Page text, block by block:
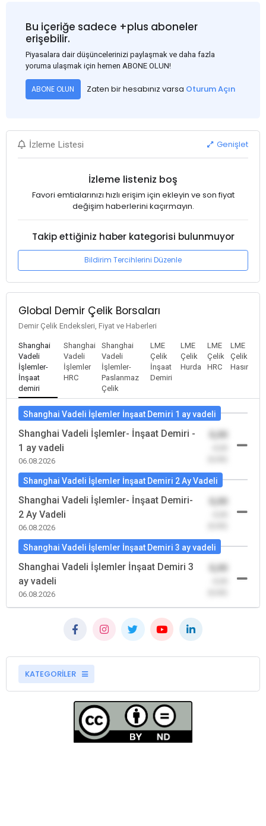
Bu içeriğe sadece +plus aboneler
erişebilir.
Piyasalara dair düşüncelerinizi paylaşmak ve daha fazla
yoruma ulaşmak için hemen ABONE OLUN!
ABONE OLUN Zaten bir hesabınız varsa Oturum Açın
İzleme Listesi Genişlet
İzleme listeniz boş
Favori emtialarınızı hızlı erişim için ekleyin ve son fiyat
değişim haberlerini kaçırmayın.
Takip ettiğiniz haber kategorisi bulunmuyor
Bildirim Tercihlerini Düzenle
Global Demir Çelik Borsaları
Demir Çelik Endeksleri, Fiyat ve Haberleri
Shanghai
Vadeli
İşlemler-
İnşaat
demiri
Shanghai
Vadeli
İşlemler
HRC
Shanghai
Vadeli
İşlemler-
Paslanmaz
Çelik
LME
Çelik
İnşaat
Demiri
LME
Çelik
Hurda
LME
Çelik
HRC
LME
Çelik
Hasır
Shanghai Vadeli İşlemler İnşaat Demiri 1 ay vadeli
Shanghai Vadeli İşlemler- İnşaat Demiri -
1 ay vadeli
06.08.2026
Shanghai Vadeli İşlemler İnşaat Demiri 2 Ay Vadeli
Shanghai Vadeli İşlemler- İnşaat Demiri-
2 Ay Vadeli
06.08.2026
Shanghai Vadeli İşlemler İnşaat Demiri 3 ay vadeli
Shanghai Vadeli İşlemler İnşaat Demiri 3
ay vadeli
06.08.2026
KATEGORİLER